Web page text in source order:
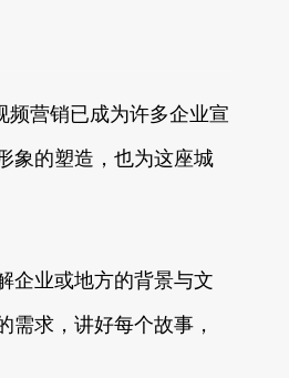
频营销已成为许多企业宣
象的塑造，也为这座城
企业或地方的背景与文
求，讲好每个故事，